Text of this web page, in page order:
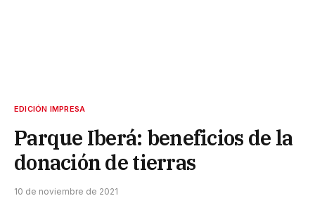
EDICIÓN IMPRESA
Parque Iberá: beneficios de la
donación de tierras
10 de noviembre de 2021